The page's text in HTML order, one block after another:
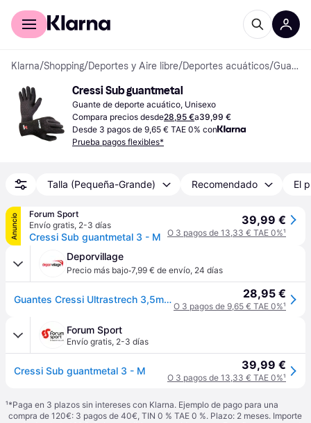
Comprar con Klarna
Klarna/Shopping/Deportes y Aire libre/Deportes acuáticos/ Guantes de deporte acuático
Cressi Sub guantmetal
Guante de deporte acuático, Unisexo
Compara precios desde28,95 €a39,99 €
Desde 3 pagos de 9,65 € TAE 0% con
Prueba pagos flexibles*
Talla (Pequeña-Grande) Recomendado El
Anuncio
Forum Sport
Envío gratis, 2-3 días
Cressi Sub guantmetal 3 - M
39,99 €
O 3 pagos de 13,33 € TAE 0%¹
Deporvillage
Precio más bajo·7,99 € de envío, 24 días
Guantes Cressi Ultrastrech 3,5mm negro puro - XL - Black 28,95 €
O 3 pagos de 9,65 € TAE 0%¹
Forum Sport
Envío gratis, 2-3 días
Cressi Sub guantmetal 3 - M 39,99 €
O 3 pagos de 13,33 € TAE 0%¹
¹*Paga en 3 plazos sin intereses con Klarna. Ejemplo de pago para una
compra de 120€: 3 pagos de 40€, TIN 0 % TAE 0 %. Plazo: 2 meses. Importe